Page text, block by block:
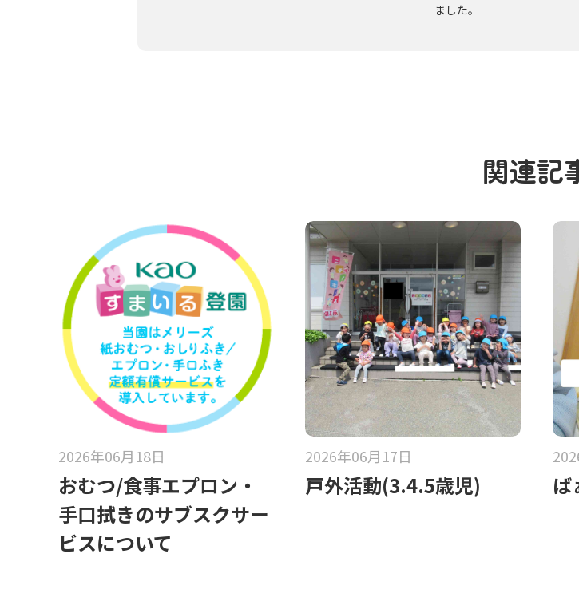
ました。
関連記
2026年06月18日
おむつ/食事エプロン・
手口拭きのサブスクサー
ビスについて
2026年06月17日
戸外活動(3.4.5歳児) ば